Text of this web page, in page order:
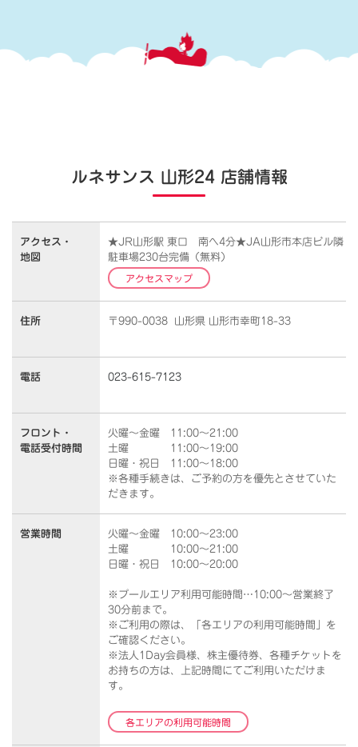
ルネサンス 山形24 店舗情報
アクセス・
地図
★JR山形駅 東口 南へ4分★JA山形市本店ビル隣
駐車場230台完備（無料）
アクセスマップ
住所 〒990-0038 山形県 山形市幸町18-33
電話 023-615-7123
フロント・
電話受付時間
火曜～金曜 11:00～21:00
土曜 11:00～19:00
日曜・祝日 11:00～18:00
※各種手続きは、ご予約の方を優先とさせていた
だきます。
営業時間
火曜～金曜 10:00～23:00
土曜 10:00～21:00
日曜・祝日 10:00～20:00
※プールエリア利用可能時間…10:00～営業終了
30分前まで。
※ご利用の際は、「各エリアの利用可能時間」を
ご確認ください。
※法人1Day会員様、株主優待券、各種チケットを
お持ちの方は、上記時間にてご利用いただけま
す。
各エリアの利用可能時間